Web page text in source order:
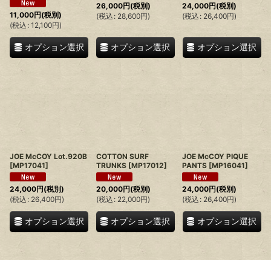
11,000円(税別)
(税込 : 12,100円)
オプション選択
26,000円(税別)
(税込 : 28,600円)
オプション選択
24,000円(税別)
(税込 : 26,400円)
オプション選択
JOE McCOY Lot.920B
[MP17041]
24,000円(税別)
(税込 : 26,400円)
オプション選択
COTTON SURF
TRUNKS [MP17012]
20,000円(税別)
(税込 : 22,000円)
オプション選択
JOE McCOY PIQUE
PANTS [MP16041]
24,000円(税別)
(税込 : 26,400円)
オプション選択